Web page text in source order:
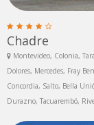
Chadre
Montevideo, Colonia,
Dolores, Mercedes, Fray
Concordia, Salto, Bella
Durazno, Tacuarembó,